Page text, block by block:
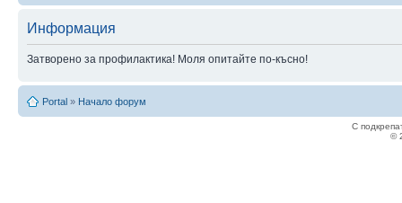
Информация
Затворено за профилактика! Моля опитайте по-късно!
Portal » Начало форум
С
©